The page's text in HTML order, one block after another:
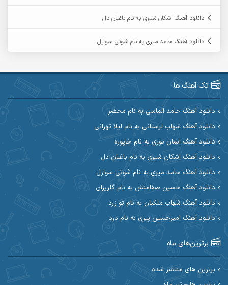
آرین صیادی
آرین مریدی
آوات بوکانی آوات یگانه
آیت احمدنژاد
ابراهیم شمس ابوالحسن جاویدان
ابی حسینی
احسان آیینفر
احسان امیدوار
احسان حیدری احسان دریادل
دانلود آهنگ اشکان شیری به نام باغبان دل
دانلود آهنگ حامد میری به نام شوتی سوارل
تک آهنگ ها
دانلود آهنگ حامد الماسی به نام محضر
دانلود آهنگ شهاب لرستانی به نام لیلا تهرانی
دانلود آهنگ ایمان نوری به نام خاپوره
دانلود آهنگ اشکان شیری به نام باغبان دل
دانلود آهنگ حامد میری به نام شوتی سوارل
دانلود آهنگ حسین صفامنش به نام گلریزان
دانلود آهنگ شهاب ملکیان به نام تو زرد
دانلود آهنگ امیرحسین پیری به نام درد
برترین‌های ماه
برترین های منتشر شده